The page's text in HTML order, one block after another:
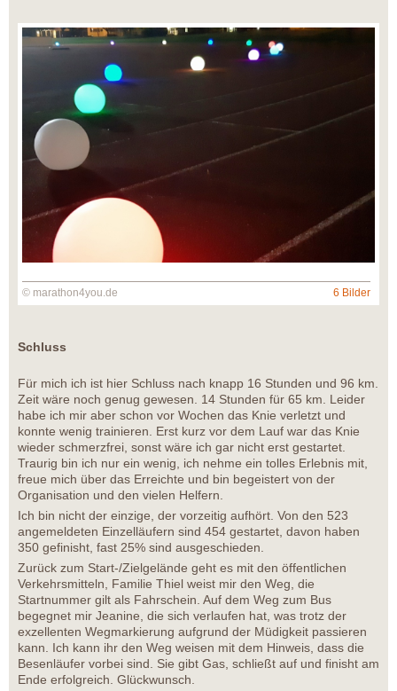
© marathon4you.de 6 Bilder
Schluss
Für mich ich ist hier Schluss nach knapp 16 Stunden und 96 km.
Zeit wäre noch genug gewesen. 14 Stunden für 65 km. Leider
habe ich mir aber schon vor Wochen das Knie verletzt und
konnte wenig trainieren. Erst kurz vor dem Lauf war das Knie
wieder schmerzfrei, sonst wäre ich gar nicht erst gestartet.
Traurig bin ich nur ein wenig, ich nehme ein tolles Erlebnis mit,
freue mich über das Erreichte und bin begeistert von der
Organisation und den vielen Helfern.
Ich bin nicht der einzige, der vorzeitig aufhört. Von den 523
angemeldeten Einzelläufern sind 454 gestartet, davon haben
350 gefinisht, fast 25% sind ausgeschieden.
Zurück zum Start-/Zielgelände geht es mit den öffentlichen
Verkehrsmitteln, Familie Thiel weist mir den Weg, die
Startnummer gilt als Fahrschein. Auf dem Weg zum Bus
begegnet mir Jeanine, die sich verlaufen hat, was trotz der
exzellenten Wegmarkierung aufgrund der Müdigkeit passieren
kann. Ich kann ihr den Weg weisen mit dem Hinweis, dass die
Besenläufer vorbei sind. Sie gibt Gas, schließt auf und finisht am
Ende erfolgreich. Glückwunsch.